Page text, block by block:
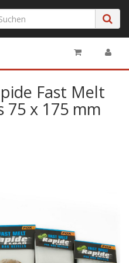
Fast Melt
75 x 175 mm